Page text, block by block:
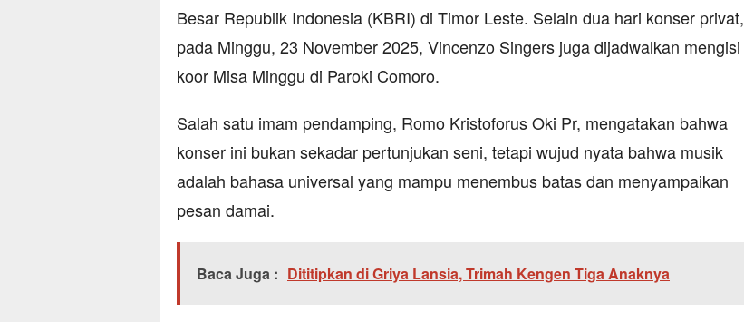
Besar Republik Indonesia (KBRI) di Timor Leste. Selain dua hari konser privat,
pada Minggu, 23 November 2025, Vincenzo Singers juga dijadwalkan mengisi
koor Misa Minggu di Paroki Comoro.
Salah satu imam pendamping, Romo Kristoforus Oki Pr, mengatakan bahwa
konser ini bukan sekadar pertunjukan seni, tetapi wujud nyata bahwa musik
adalah bahasa universal yang mampu menembus batas dan menyampaikan
pesan damai.
Baca Juga : Dititipkan di Griya Lansia, Trimah Kengen Tiga Anaknya